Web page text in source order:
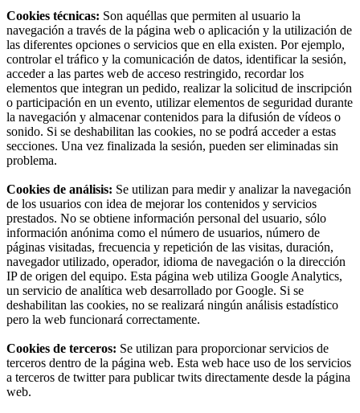
Cookies técnicas: Son aquéllas que permiten al usuario la
navegación a través de la página web o aplicación y la utilización de
las diferentes opciones o servicios que en ella existen. Por ejemplo,
controlar el tráfico y la comunicación de datos, identificar la sesión,
acceder a las partes web de acceso restringido, recordar los
elementos que integran un pedido, realizar la solicitud de inscripción
o participación en un evento, utilizar elementos de seguridad durante
la navegación y almacenar contenidos para la difusión de vídeos o
sonido. Si se deshabilitan las cookies, no se podrá acceder a estas
secciones. Una vez finalizada la sesión, pueden ser eliminadas sin
problema.
Cookies de análisis: Se utilizan para medir y analizar la navegación
de los usuarios con idea de mejorar los contenidos y servicios
prestados. No se obtiene información personal del usuario, sólo
información anónima como el número de usuarios, número de
páginas visitadas, frecuencia y repetición de las visitas, duración,
navegador utilizado, operador, idioma de navegación o la dirección
IP de origen del equipo. Esta página web utiliza Google Analytics,
un servicio de analítica web desarrollado por Google. Si se
deshabilitan las cookies, no se realizará ningún análisis estadístico
pero la web funcionará correctamente.
Cookies de terceros: Se utilizan para proporcionar servicios de
terceros dentro de la página web. Esta web hace uso de los servicios
a terceros de twitter para publicar twits directamente desde la página
web.